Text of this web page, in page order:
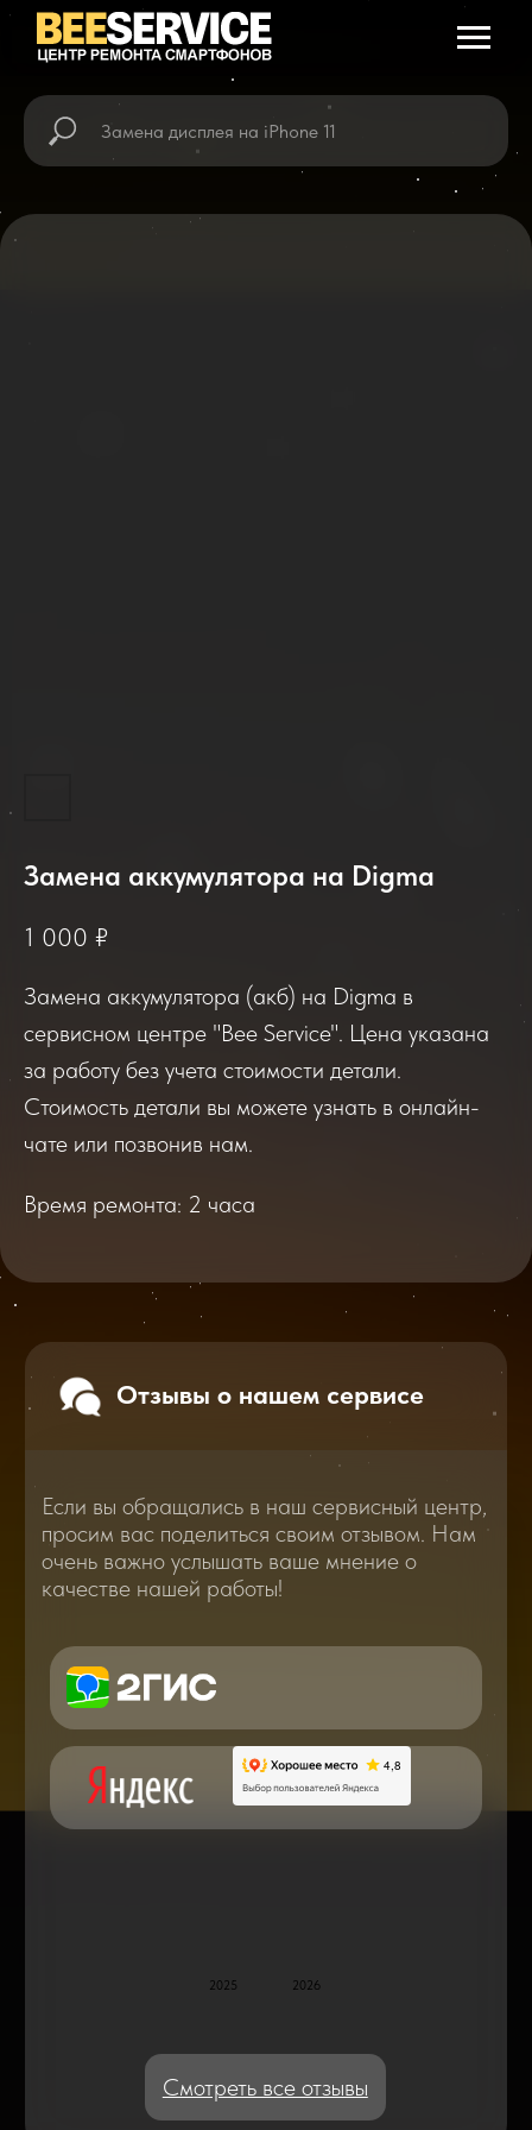
Замена аккумулятора на Digma
1 000 ₽
Замена аккумулятора (акб) на Digma в
сервисном центре "Bee Service". Цена указана
за работу без учета стоимости детали.
Стоимость детали вы можете узнать в онлайн-
чате или позвонив нам.
Время ремонта: 2 часа
Если вы обращались в наш сервисный центр,
просим вас поделиться своим отзывом. Нам
очень важно услышать ваше мнение о
Отзывы о нашем сервисе
по ремонту в онлайн в чате
Перейти
Блог статей - важное,
полезное, новое
В нашем блоге статей мы расскажем
Вам о самом важном, полезном и новом
в мире смартфонов и не только